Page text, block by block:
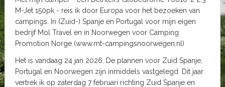
M-Jet 150pk - reis ik door Europa voor het bezoeken van
campings. In (Zuid-) Spanje en Portugal voor mijn eigen
bedrijf Mol Travel en in Noorwegen voor Camping
Promotion Norge (www.mt-campingsnoorwegen.nl)
Het is vandaag 24 jan 2026. De plannen voor Zuid Spanje,
Portugal en Noorwegen zijn inmiddels vastgelegd. Dit jaar
vertrek ik op zaterdag 7 februari richting Zuid Spanje en